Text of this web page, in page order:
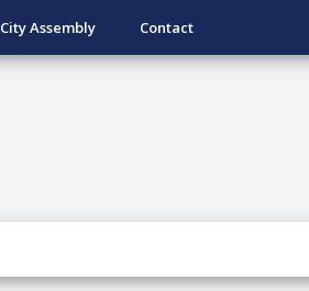
City Assembly Contact